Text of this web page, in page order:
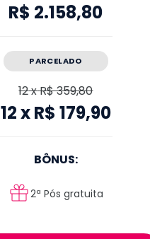
R$ 2.158,80
PARCELADO
12xR$ 359,80
12xR$ 179,90
BÔNUS:
2ª Pós gratuita